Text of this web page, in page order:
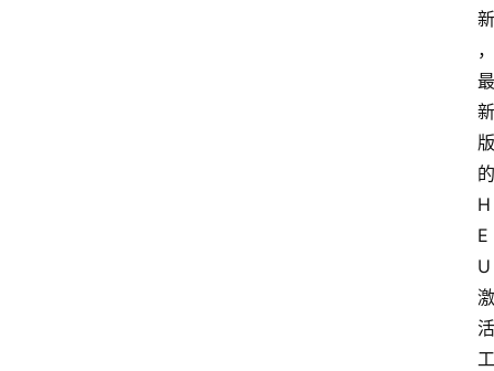
新
，
最
新
版
的
H
E
U
激
活
工